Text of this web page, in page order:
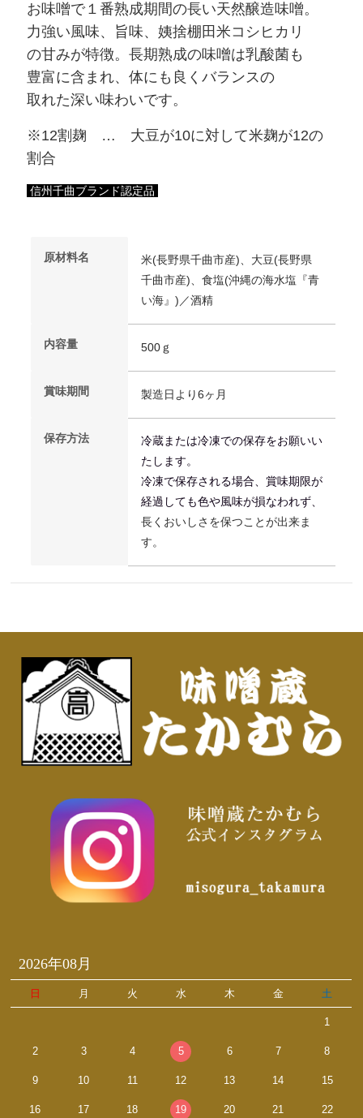
お味噌で１番熟成期間の長い天然醸造味噌。
力強い風味、旨味、姨捨棚田米コシヒカリ
の甘みが特徴。長期熟成の味噌は乳酸菌も
豊富に含まれ、体にも良くバラ ンスの
取れた深い味わいです。
※12割麹 … 大豆が10に対して米麹が12の
割合
信州千曲ブランド認定品
原材料名
米(長野県千曲市産)、大豆(長野県
千曲市産)、食塩(沖縄の海水塩『青
い海』)／酒精
内容量 500ｇ
賞味期間 製造日より6ヶ月
保存方法 冷蔵または冷凍での保存をお願いい
たします。
冷凍で保存される場合、賞味期限が
経過しても色や風味が損なわれず、
長くおいしさを保つことが出来ま
す。
2026年08月
日 月 火 水 木 金 土
1
2 3 4 5 6 7 8
9 10 11 12 13 14 15
16 17 18 19 20 21 22